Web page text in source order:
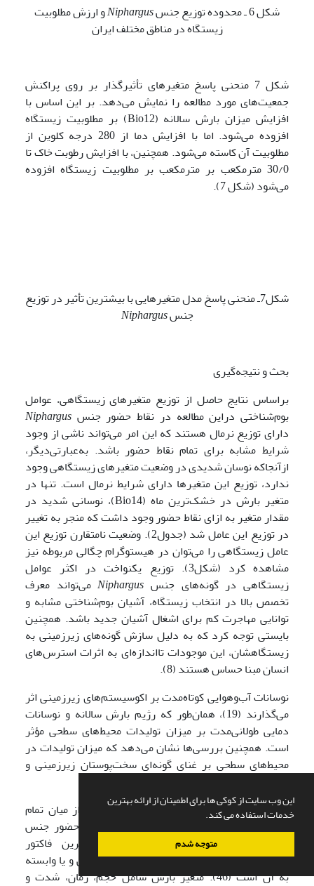
این وب سایت از کوکی ها برای اطمینان از ارائه بهترین
خدمات استفاده می کند.
متوجه شدم
شکل 6 ـ محدوده توزیع جنس Niphargusو ارزش مطلوبیت
زیستگاه در مناطق مختلف ایران
شکل 7 منحنی پاسخ متغیرهای تأثیرگذار بر روی پراکنش
جمعیت‌های مورد مطالعه را نمایش می‌دهد. بر این اساس با
افزایش میزان بارش سالانه (Bio12) بر مطلوبیت زیستگاه
افزوده می‌شود. اما با افزایش دما از 280 درجه کلوین از
مطلوبیت آن کاسته می‌شود. همچنین، با افزایش رطوبت خاک تا
30/0 مترمکعب بر مترمکعب بر مطلوبیت زیستگاه افزوده
می‌شود (شکل 7).
شکل7ـ منحنی پاسخ مدل متغیرهایی با بیشترین تأثیر در توزیع
جنسNiphargus
بحث و نتیجه‌گیری
براساس نتایج حاصل از توزیع متغیرهای زیستگاهی، عوامل
بوم‌شناختی دراین مطالعه در نقاط حضور جنس Niphargus
دارای توزیع نرمال هستند که این امر می‌تواند ناشی از وجود
شرایط مشابه برای تمام نقاط حضور باشد. به‌عبارتی‌دیگر،
ازآنجاکه نوسان شدیدی در وضعیت متغیرهای زیستگاهی وجود
ندارد، توزیع این متغیرها دارای شرایط نرمال است. تنها در
متغیر بارش در خشک‌ترین ماه (Bio14)، نوسانی شدید در
مقدار متغیر به ازای نقاط حضور وجود داشت که منجر به تغییر
در توزیع این عامل شد (جدول2). وضعیت نامتقارن توزیع این
عامل زیستگاهی را می‌توان در هیستوگرام چگالی مربوطه نیز
مشاهده کرد (شکل3). توزیع یکنواخت در اکثر عوامل
زیستگاهی در گونه‌های جنس Niphargusمی‌تواند معرف
تخصص بالا در انتخاب زیستگاه، آشیان بوم‌شناختی مشابه و
توانایی مهاجرت کم برای اشغال آشیان جدید باشد. همچنین
بایستی توجه کرد که به دلیل سازش گونه‌های زیرزمینی به
زیستگاهشان، این موجودات تااندازه‌ای به اثرات استرس‌های
انسان مبنا حساس هستند (8).
نوسانات آب‌و‌هوایی کوتاه‌مدت بر اکوسیستم‌های زیرزمینی اثر
می‌گذارند (19)، همان‌طور که رژیم بارش سالانه و نوسانات
دمایی طولانی‌مدت بر میزان تولیدات محیط‌های سطحی مؤثر
است. همچنین بررسی‌ها نشان می‌دهد که میزان تولیدات در
محیط‌های سطحی بر غنای گونه‌ای سخت‌پوستان زیرزمینی و
براساس نتایج این مطالعه، متغیر بارش سالانه از میان تمام
متغیرهای مورد استفاده بیش‌ترین تأثیر را بر حضور جنس
داشته است. آب به‌عنوان اصلی‌ترین فاکتور
زیستگاهی برای موجودات ساکن در محیط‌های آبی و یا وابسته
به آن است (46). متغیر بارش شامل حجم، زمان، شدت و